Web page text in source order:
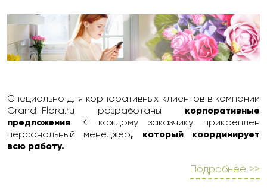
Специально для корпоративных клиентов в компании
Grand-Flora.ru разработаны корпоративные
предложения. К каждому заказчику прикреплен
персональный менеджер, который координирует
всю работу.
Подробнее >>